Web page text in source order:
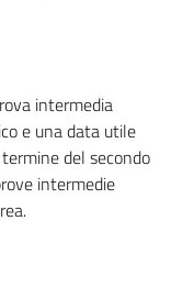
intermedia
e una data utile
del secondo
intermedie